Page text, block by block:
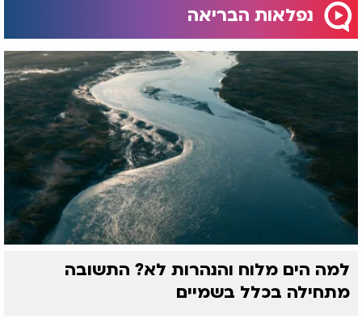
נפלאות הבריאה
למה הים מלוח והנהרות לא? התשובה
מתחילה בכלל בשמיים